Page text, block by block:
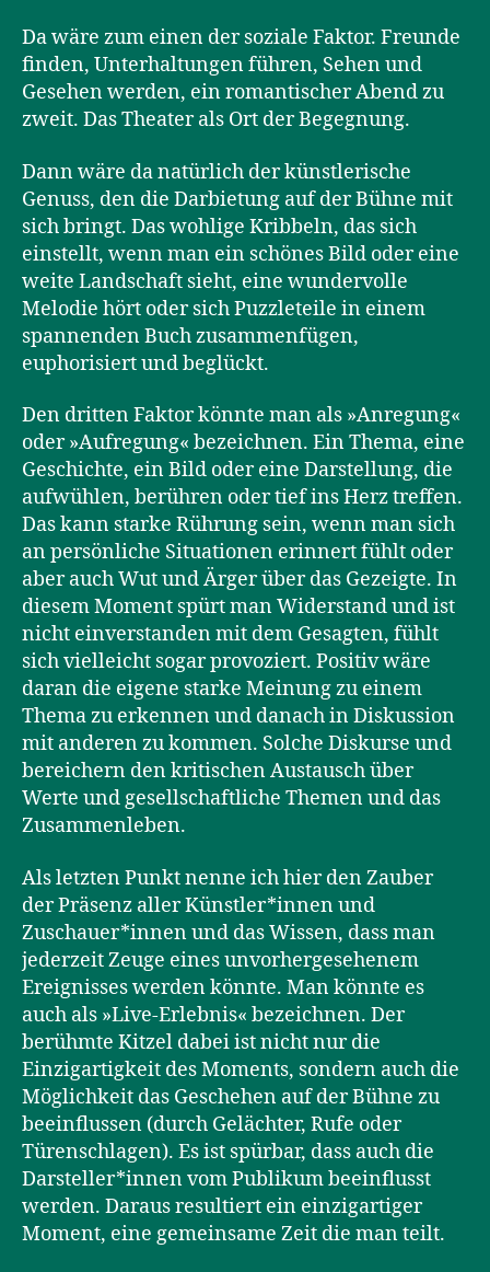
Da wäre zum einen der soziale Faktor. Freunde
finden, Unterhaltungen führen, Sehen und
Gesehen werden, ein romantischer Abend zu
zweit. Das Theater als Ort der Begegnung.
Dann wäre da natürlich der künstlerische
Genuss, den die Darbietung auf der Bühne mit
sich bringt. Das wohlige Kribbeln, das sich
einstellt, wenn man ein schönes Bild oder eine
weite Landschaft sieht, eine wundervolle
Melodie hört oder sich Puzzleteile in einem
spannenden Buch zusammenfügen,
euphorisiert und beglückt.
Den dritten Faktor könnte man als »Anregung«
oder »Aufregung« bezeichnen. Ein Thema, eine
Geschichte, ein Bild oder eine Darstellung, die
aufwühlen, berühren oder tief ins Herz treffen.
Das kann starke Rührung sein, wenn man sich
an persönliche Situationen erinnert fühlt oder
aber auch Wut und Ärger über das Gezeigte. In
diesem Moment spürt man Widerstand und ist
nicht einverstanden mit dem Gesagten, fühlt
sich vielleicht sogar provoziert. Positiv wäre
daran die eigene starke Meinung zu einem
Thema zu erkennen und danach in Diskussion
mit anderen zu kommen. Solche Diskurse und
bereichern den kritischen Austausch über
Werte und gesellschaftliche Themen und das
Zusammenleben.
Als letzten Punkt nenne ich hier den Zauber
der Präsenz aller Künstler*innen und
Zuschauer*innen und das Wissen, dass man
jederzeit Zeuge eines unvorhergesehenem
Ereignisses werden könnte. Man könnte es
auch als »Live-Erlebnis« bezeichnen. Der
berühmte Kitzel dabei ist nicht nur die
Einzigartigkeit des Moments, sondern auch die
Möglichkeit das Geschehen auf der Bühne zu
beeinflussen (durch Gelächter, Rufe oder
Türenschlagen). Es ist spürbar, dass auch die
Darsteller*innen vom Publikum beeinflusst
werden. Daraus resultiert ein einzigartiger
Moment, eine gemeinsame Zeit die man teilt.